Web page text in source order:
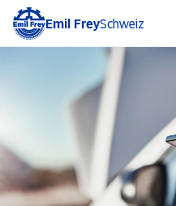
Emil FreySchweiz